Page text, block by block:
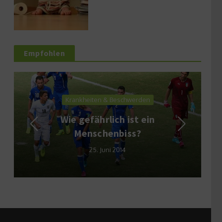
Empfohlen
Krankheiten & Beschwerden
Wie gefährlich ist ein
Menschenbiss?
25. Juni 2014